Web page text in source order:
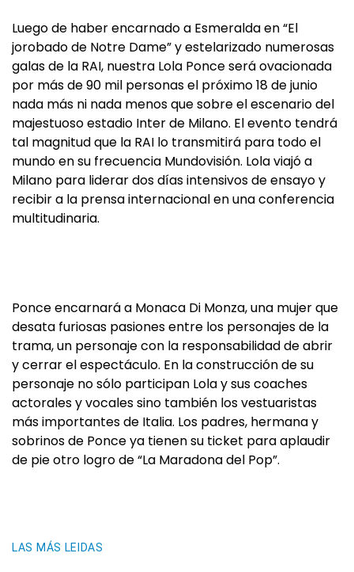
Luego de haber encarnado a Esmeralda en “El
jorobado de Notre Dame” y estelarizado numerosas
galas de la RAI, nuestra Lola Ponce será ovacionada
por más de 90 mil personas el próximo 18 de junio
nada más ni nada menos que sobre el escenario del
majestuoso estadio Inter de Milano. El evento tendrá
tal magnitud que la RAI lo transmitirá para todo el
mundo en su frecuencia Mundovisión. Lola viajó a
Milano para liderar dos días intensivos de ensayo y
recibir a la prensa internacional en una conferencia
multitudinaria.
Ponce encarnará a Monaca Di Monza, una mujer que
desata furiosas pasiones entre los personajes de la
trama, un personaje con la responsabilidad de abrir
y cerrar el espectáculo. En la construcción de su
personaje no sólo participan Lola y sus coaches
actorales y vocales sino también los vestuaristas
más importantes de Italia. Los padres, hermana y
sobrinos de Ponce ya tienen su ticket para aplaudir
de pie otro logro de “La Maradona del Pop”.
LAS MÁS LEIDAS